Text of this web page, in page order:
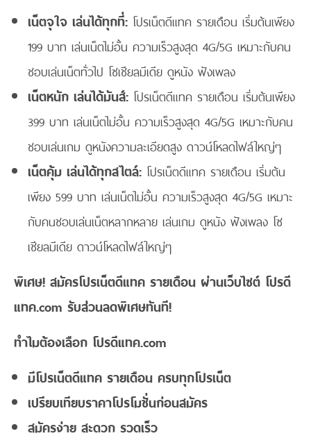
เน็ตจุใจ เล่นได้ทุกที่: โปรเน็ตดีแทค รายเดือน เริ่มต้นเพียง
199 บาท เล่นเน็ตไม่อั้น ความเร็วสูงสุด 4G/5G เหมาะกับคน
ชอบเล่นเน็ตทั่วไป โซเชียลมีเดีย ดูหนัง ฟังเพลง
เน็ตหนัก เล่นได้มันส์: โปรเน็ตดีแทค รายเดือน เริ่มต้นเพียง
399 บาท เล่นเน็ตไม่อั้น ความเร็วสูงสุด 4G/5G เหมาะกับคน
ชอบเล่นเกม ดูหนังความละเอียดสูง ดาวน์โหลดไฟล์ใหญ่ๆ
เน็ตคุ้ม เล่นได้ทุกสไตล์: โปรเน็ตดีแทค รายเดือน เริ่มต้น
เพียง 599 บาท เล่นเน็ตไม่อั้น ความเร็วสูงสุด 4G/5G เหมาะ
กับคนชอบเล่นเน็ตหลากหลาย เล่นเกม ดูหนัง ฟังเพลง โซ
เชียลมีเดีย ดาวน์โหลดไฟล์ใหญ่ๆ
พิเศษ! สมัครโปรเน็ตดีแทค รายเดือน ผ่านเว็บไซต์ โปรดี
แทค.com รับส่วนลดพิเศษทันที!
ทำไมต้องเลือก โปรดีแทค.com
มีโปรเน็ตดีแทค รายเดือน ครบทุกโปรเน็ต
เปรียบเทียบราคาโปรโมชั่นก่อนสมัคร
สมัครง่าย สะดวก รวดเร็ว